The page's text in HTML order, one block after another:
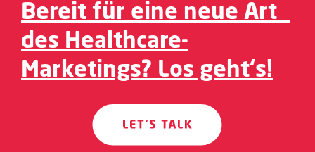
Bereit für eine neue Art
des Healthcare-
Marketings? Los geht‘s!